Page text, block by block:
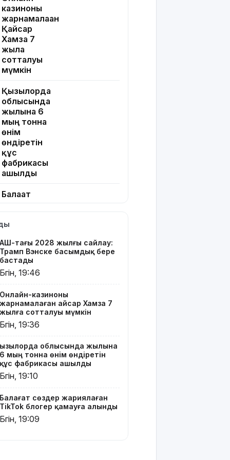
казиноны
жарнамалаған
Қайсар
Хамза 7
жылға
сотталуы
мүмкін
Қызылорда
облысында
жылына 6
мың тонна
өнім
өндіретін
құс
фабрикасы
ашылды
Балағат
TikTok
қамауға
алынды
Құтқарушылар
метр
биіктіктегі
туристерге
көмек
Еңбек
кодексінде
өзгеріс
жұмысқа
қабылдаудан
бас
АҚШ-тағы 2028 жылғы сайлау:
Трамп Вэнске басымдық бере
бастады
Бүгін, 19:46
Онлайн-казиноны
жарнамалаған Қайсар Хамза 7
жылға сотталуы мүмкін
Бүгін, 19:36
Қызылорда облысында жылына
6 мың тонна өнім өндіретін
құс фабрикасы ашылды
Бүгін, 19:10
Балағат сөздер жариялаған
TikTok блогер қамауға алынды
Бүгін, 19:09